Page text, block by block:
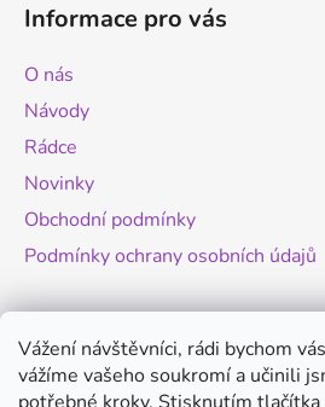
Vážení návštěvníci, rádi bychom
vážíme vašeho soukromí a učinili
Informace pro vás
O nás
Návody
Rádce
Novinky
Obchodní podmínky
Podmínky ochrany osobních údajů
Novinky
Změny legislativy pro